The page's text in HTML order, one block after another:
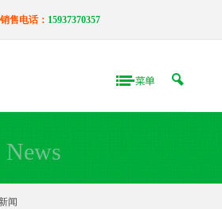
售电话： 15937370357
News
闻